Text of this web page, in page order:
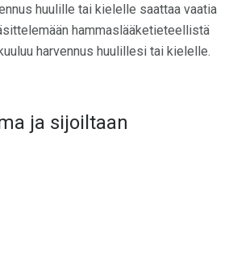
huulille tai kielelle saattaa vaatia
hammaslääketieteellistä
harvennus huulillesi tai kielelle.
ja sijoiltaan